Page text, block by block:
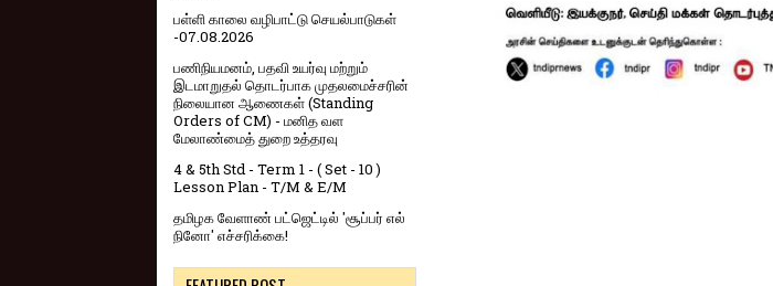
பள்ளி காலை வழிபாட்டு செயல்பாடுகள்
-07.08.2026
பணிநியமனம், பதவி உயர்வு மற்றும்
இடமாறுதல் தொடர்பாக முதலமைச்சரின்
நிலையான ஆணைகள் (Standing
Orders of CM) - மனித வள
மேலாண்மைத் துறை உத்தரவு
4 & 5th Std - Term 1 - ( Set - 10 )
Lesson Plan - T/M & E/M
தமிழக வேளாண் பட்ஜெட்டில் 'சூப்பர் எல்
நினோ' எச்சரிக்கை!